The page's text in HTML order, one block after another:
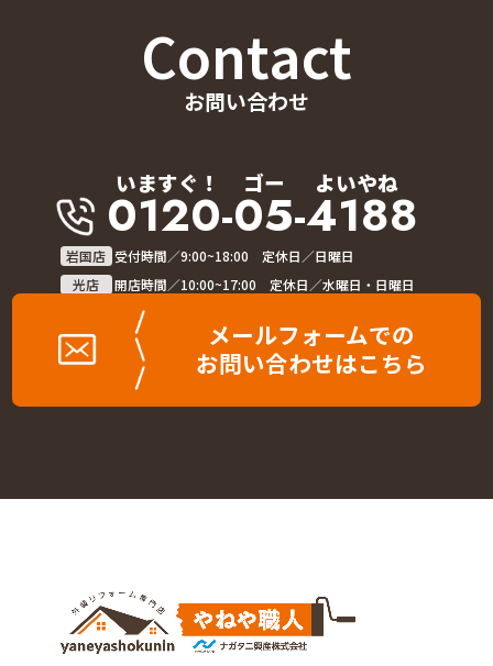
Contact
お問い合わせ
いますぐ！ ゴー よいやね
0120-05-4188
岩国店 受付時間／9:00~18:00 定休日／日曜日
光店
開店時間／10:00~17:00 定休日／水曜日・日曜日
メールフォームでの
お問い合わせはこちら